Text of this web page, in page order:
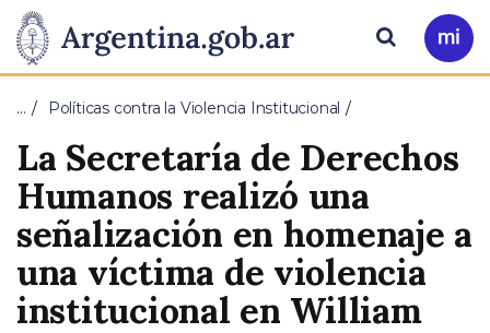
Presidencia
de
la
Nación
Pasar al contenido principal
Ir
a
Buscar
… Políticas contra la Violencia Institucional
La Secretaría de Derechos
Humanos realizó una
señalización en homenaje a
una víctima de violencia
institucional en William